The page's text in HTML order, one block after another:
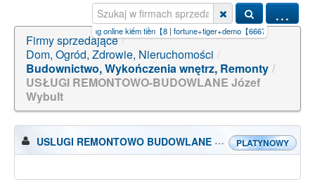
...
cờ tướng online kiếm tiền【8|fortune+tiger+demo【666777.ORG】.o|remonty+bierun
Firmy sprzedające /
Dom, Ogród, Zdrowie, Nieruchomości /
Budownictwo, Wykończenia wnętrz, Remonty /
USŁUGI REMONTOWO-BUDOWLANE Józef
Wybult
PLATYNOWY
USLUGI REMONTOWO BUDOWLANE Jozef Wybult